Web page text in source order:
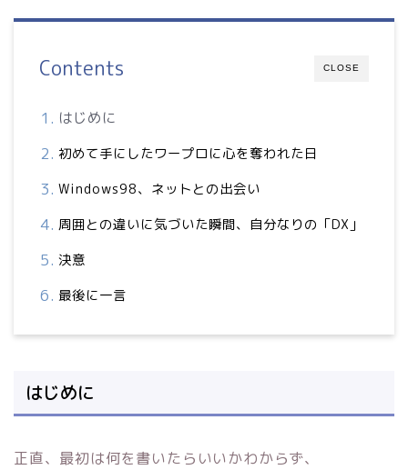
CLOSE
Contents
はじめに
初めて手にしたワープロに心を奪われた日
Windows98、ネットとの出会い
周囲との違いに気づいた瞬間、自分なりの「DX」
決意
最後に一言
はじめに
正直、最初は何を書いたらいいかわからず、